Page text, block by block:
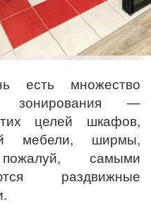
есть множество
зонирования —
целей шкафов,
мебели, ширмы,
самыми
раздвижные